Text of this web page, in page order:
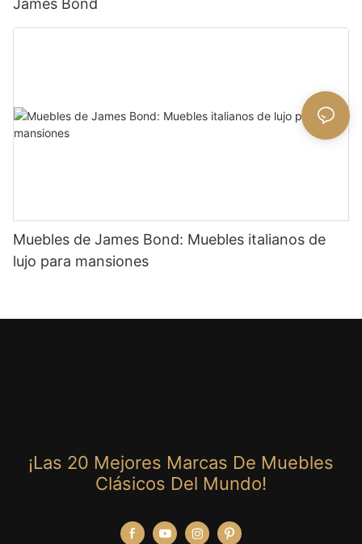
James Bond
Muebles de James Bond: Muebles italianos de
lujo para mansiones
¡Las 20 Mejores Marcas De Muebles
Clásicos Del Mundo!